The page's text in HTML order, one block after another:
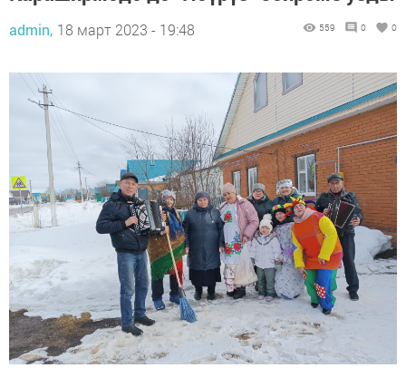
admin, 18 март 2023 - 19:48 559 0 0